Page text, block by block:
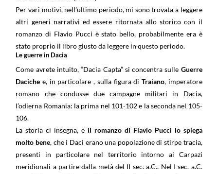
Per vari motivi, nell’ultimo periodo, mi sono trovata a leggere
altri generi narrativi ed essere ritornata allo storico con il
romanzo di Flavio Pucci è stato bello, probabilmente era è
stato proprio il libro giusto da leggere in questo periodo.
Le guerre in Dacia
Come avrete intuito, “Dacia Capta” si concentra sulle Guerre
Daciche e, in particolare , sulla figura di Traiano, imperatore
romano che condusse due campagne militari in Dacia,
l’odierna Romania: la prima nel 101-102 e la seconda nel 105-
106.
La storia ci insegna, e il romanzo di Flavio Pucci lo spiega
molto bene, che i Daci erano una popolazione di stirpe tracia,
presenti in particolare nel territorio intorno ai Carpazi
meridionali a partire dalla metà del II sec. a.C.. Nel I sec. a.C.